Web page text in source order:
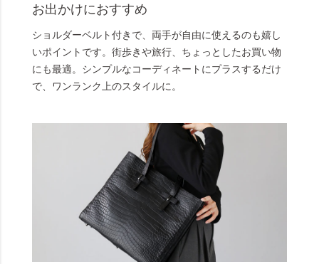
お出かけにおすすめ
ショルダーベルト付きで、両手が自由に使えるのも嬉し
いポイントです。街歩きや旅行、ちょっとしたお買い物
にも最適。シンプルなコーディネートにプラスするだけ
で、ワンランク上のスタイルに。